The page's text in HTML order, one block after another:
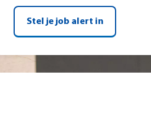
Stel je job alert in